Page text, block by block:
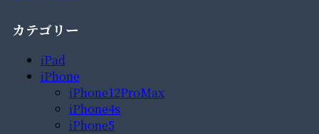
カテゴリー
iPad
iPhone
iPhone12ProMax
iPhone4s
iPhone5